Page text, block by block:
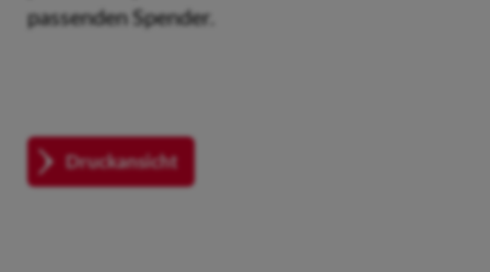
passenden Spender.
Druckansicht